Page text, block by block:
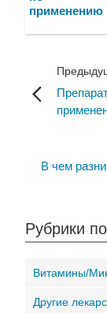
применению
В чем
Рубрики
Витамины/
Другие